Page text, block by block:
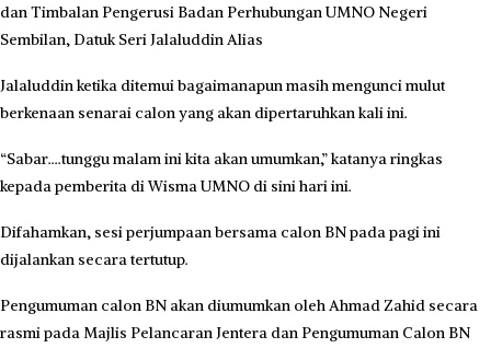
dan Timbalan Pengerusi Badan Perhubungan UMNO Negeri
Sembilan, Datuk Seri Jalaluddin Alias
Jalaluddin ketika ditemui bagaimanapun masih mengunci mulut
berkenaan senarai calon yang akan dipertaruhkan kali ini.
“Sabar….tunggu malam ini kita akan umumkan,” katanya ringkas
kepada pemberita di Wisma UMNO di sini hari ini.
Difahamkan, sesi perjumpaan bersama calon BN pada pagi ini
dijalankan secara tertutup.
Pengumuman calon BN akan diumumkan oleh Ahmad Zahid secara
rasmi pada Majlis Pelancaran Jentera dan Pengumuman Calon BN